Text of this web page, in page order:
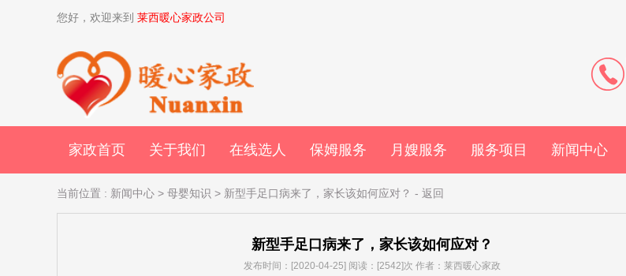
您好，欢迎来到 莱西暖心家政公司
家政首页 关于我们 在线选人 保姆服务 月嫂服务 服务项目 新闻中心
当前位置 : 新闻中心 > 母婴知识 > 新型手足口病来了，家长该如何应对？ - 返回
新型手足口病来了，家长该如何应对？
发布时间：[2020-04-25] 阅读：[2542]次 作者：莱西暖心家政